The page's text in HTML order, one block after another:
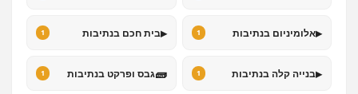
▸אלומיניום בנתיבות 1
▸בית חכם בנתיבות 1
▸בנייה קלה בנתיבות 1
🧱גבס ופרקט בנתיבות 1